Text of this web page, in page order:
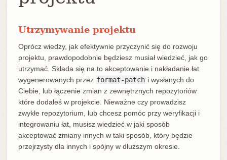
Utrzymywanie projektu
Oprócz wiedzy, jak efektywnie przyczynić się do rozwoju
projektu, prawdopodobnie będziesz musiał wiedzieć, jak go
utrzymać. Składa się na to akceptowanie i nakładanie łat
wygenerowanych przez format-patch i wysłanych do
Ciebie, lub łączenie zmian z zewnętrznych repozytoriów
które dodałeś w projekcie. Nieważne czy prowadzisz
zwykłe repozytorium, lub chcesz pomóc przy weryfikacji i
integrowaniu łat, musisz wiedzieć w jaki sposób
akceptować zmiany innych w taki sposób, który będzie
przejrzysty dla innych i spójny w dłuższym okresie.